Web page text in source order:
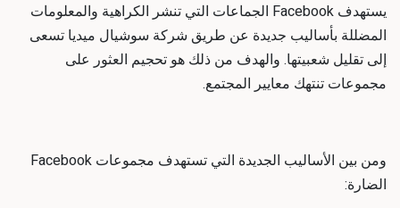
يستهدف Facebook الجماعات التي تنشر الكراهية والمعلومات
المضللة بأساليب جديدة عن طريق شركة سوشيال ميديا تسعى
إلى تقليل شعبيتها. والهدف من ذلك هو تحجيم العثور على
مجموعات تنتهك معايير المجتمع.
ومن بين الأساليب الجديدة التي تستهدف مجموعات Facebook
الضارة: